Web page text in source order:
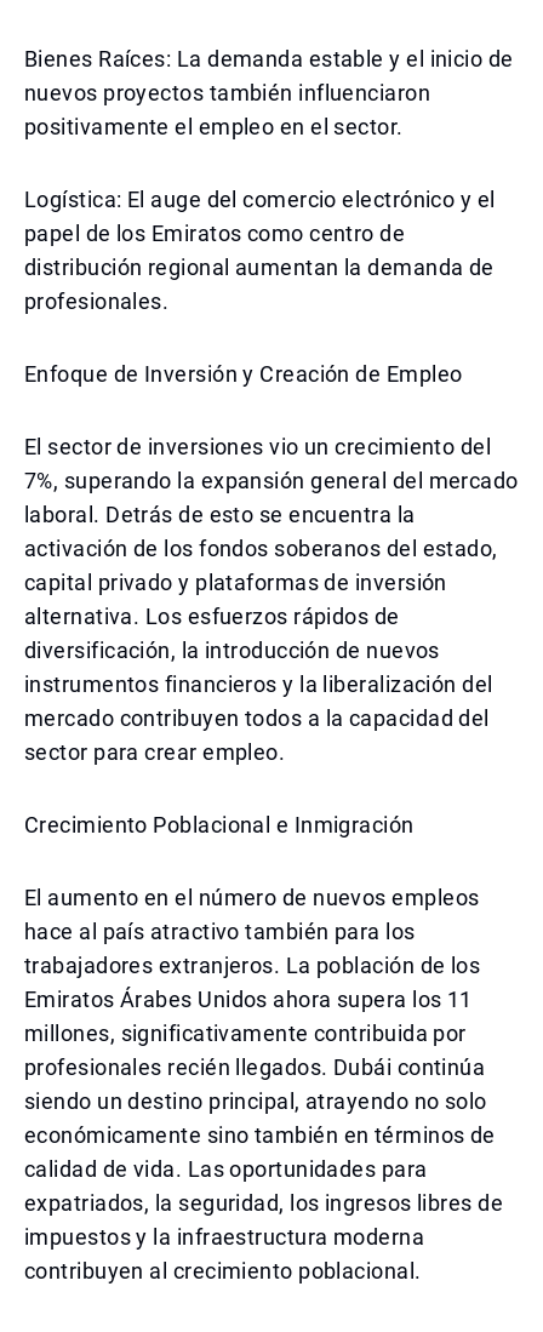
Bienes Raíces: La demanda estable y el inicio de
nuevos proyectos también influenciaron
positivamente el empleo en el sector.
Logística: El auge del comercio electrónico y el
papel de los Emiratos como centro de
distribución regional aumentan la demanda de
profesionales.
Enfoque de Inversión y Creación de Empleo
El sector de inversiones vio un crecimiento del
7%, superando la expansión general del mercado
laboral. Detrás de esto se encuentra la
activación de los fondos soberanos del estado,
capital privado y plataformas de inversión
alternativa. Los esfuerzos rápidos de
diversificación, la introducción de nuevos
instrumentos financieros y la liberalización del
mercado contribuyen todos a la capacidad del
sector para crear empleo.
Crecimiento Poblacional e Inmigración
El aumento en el número de nuevos empleos
hace al país atractivo también para los
trabajadores extranjeros. La población de los
Emiratos Árabes Unidos ahora supera los 11
millones, significativamente contribuida por
profesionales recién llegados. Dubái continúa
siendo un destino principal, atrayendo no solo
económicamente sino también en términos de
calidad de vida. Las oportunidades para
expatriados, la seguridad, los ingresos libres de
impuestos y la infraestructura moderna
contribuyen al crecimiento poblacional.